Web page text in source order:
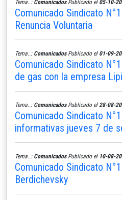
Tema..: ComunicadosPublicado el 05-10-
Comunicado Sindicato
Renuncia Voluntaria
Tema..: ComunicadosPublicado el 01-09-
Comunicado Sindicato
de gas con la empresa
Tema..: ComunicadosPublicado el 28-08-
Comunicado Sindicato
informativas jueves 7 de
Tema..: ComunicadosPublicado el 10-08-
Comunicado Sindicato
Berdichevsky